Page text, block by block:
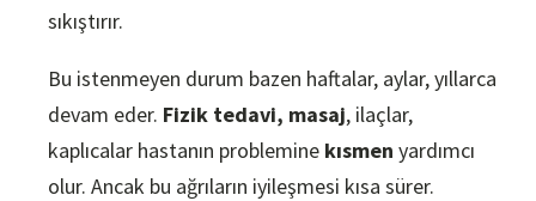
sıkıştırır.
Bu istenmeyen durum bazen haftalar, aylar, yıllarca
devam eder. Fizik tedavi, masaj, ilaçlar,
kaplıcalar hastanın problemine kısmen yardımcı
olur. Ancak bu ağrıların iyileşmesi kısa sürer.